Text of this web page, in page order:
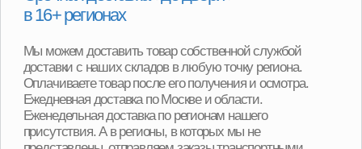
Программа утилизации
При покупке детали вы можете получить скидку